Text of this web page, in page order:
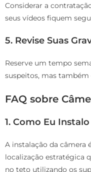
Considerar a
seus vídeos fiquem
5. Revise Suas
Reserve um tempo
suspeitos, mas
FAQ sobre
1. Como Eu
A instalação da câmera
localização estratégica
no teto utilizando os